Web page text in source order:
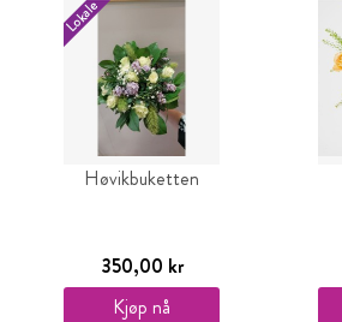
Høvikbuketten
350,00 kr
Kjøp nå